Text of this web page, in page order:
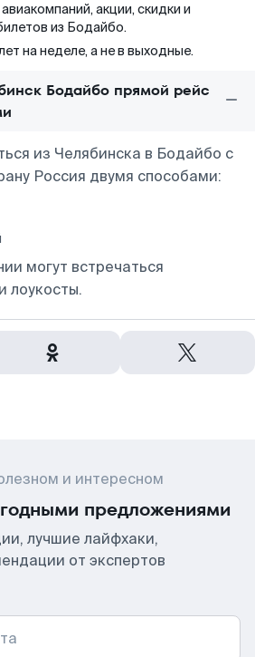
акции, скидки и
из Бодайбо.
на неделе, а не в выходные.
Бодайбо прямой рейс
из Челябинска в Бодайбо с
Россия двумя способами:
могут встречаться
лоукосты.
и интересном
предложениями
лучшие лайфхаки,
от экспертов